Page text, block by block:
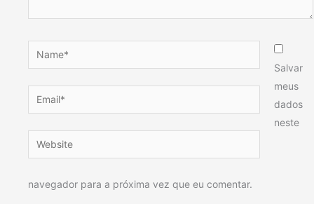
Name*
Email*
Website
Salvar
meus
dados
neste
navegador para a próxima vez que eu comentar.